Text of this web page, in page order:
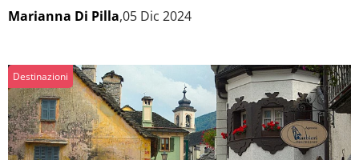
Marianna Di Pilla,05 Dic 2024
Destinazioni